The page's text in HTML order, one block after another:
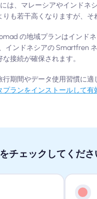
は、マレーシアやインドネ
も若干高くなりますが、そ
の地域プランはインド
インドネシアの Smartfren
接続が確保されます。
行期間やデータ使用習慣に
プランをインストールして有
チェックしてくださ